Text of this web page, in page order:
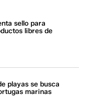
sello para
libres de
playas se busca
marinas